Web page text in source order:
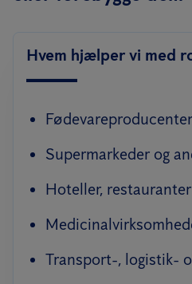
Hvem hjælper vi med
Fødevareproducenter
Supermarkeder og
Hoteller,
Transport-, logistik-